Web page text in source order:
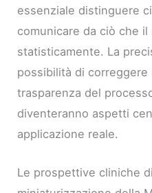
essenziale distinguere
comunicare da ciò che
statisticamente. La
possibilità di
trasparenza del
diventeranno aspetti
applicazione reale.
Le prospettive cliniche